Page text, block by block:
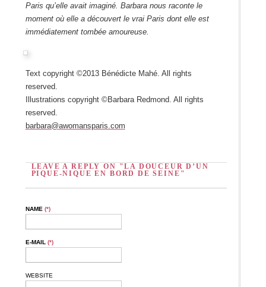
Paris qu’elle avait imaginé. Barbara nous raconte le
moment où elle a découvert le vrai Paris dont elle est
immédiatement tombée amoureuse.
Text copyright ©2013 Bénédicte Mahé. All rights
reserved.
Illustrations copyright ©Barbara Redmond. All rights
reserved.
barbara@awomansparis.com
LEAVE A REPLY ON "LA DOUCEUR D’UN
PIQUE-NIQUE EN BORD DE SEINE"
NAME (*)
E-MAIL (*)
WEBSITE